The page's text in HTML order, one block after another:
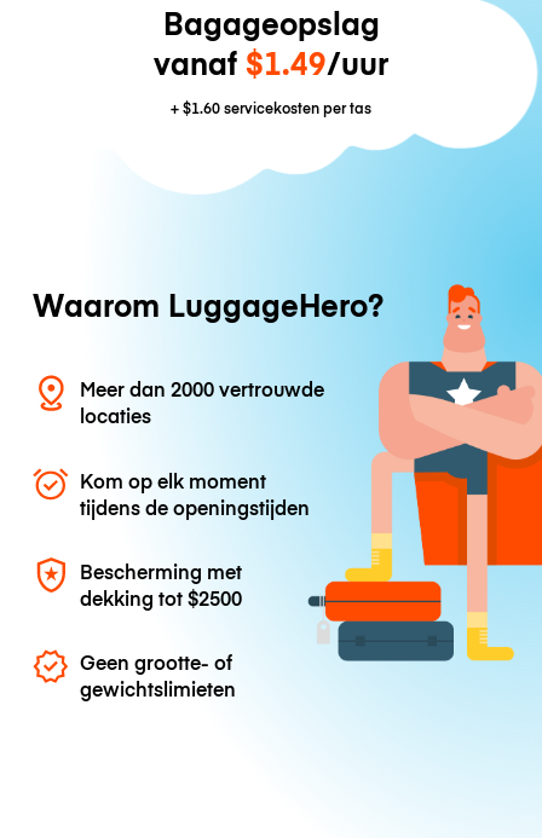
Bagageopslag
vanaf $1.49/uur
+$1.60servicekosten per tas
Waarom LuggageHero?
Meer dan 2000 vertrouwde
locaties
Kom op elk moment
tijdens de openingstijden
Bescherming met
dekking tot$2500
Geen grootte- of
gewichtslimieten